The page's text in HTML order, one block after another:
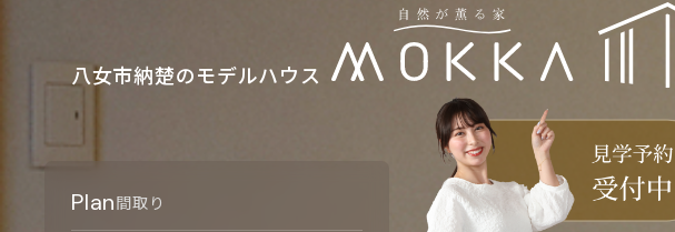
八女市納楚のモデルハウス
Plan間取り